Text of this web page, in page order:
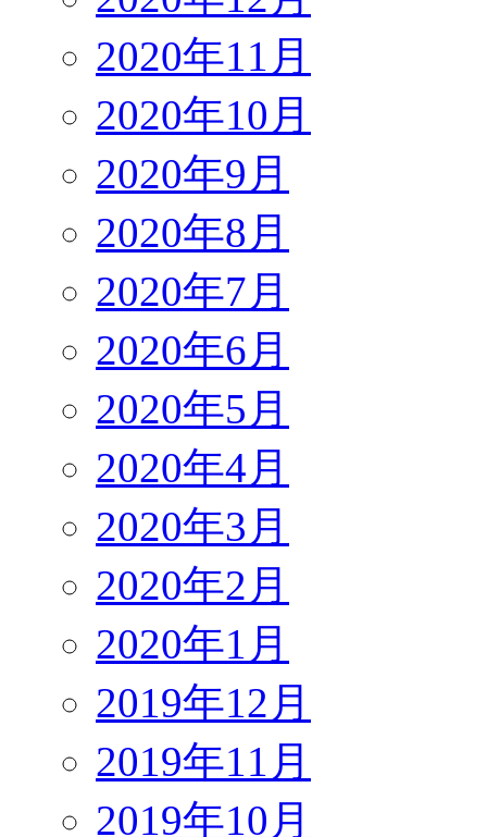
2020年11月
2020年10月
2020年9月
2020年8月
2020年7月
2020年6月
2020年5月
2020年4月
2020年3月
2020年2月
2020年1月
2019年12月
2019年11月
2019年10月